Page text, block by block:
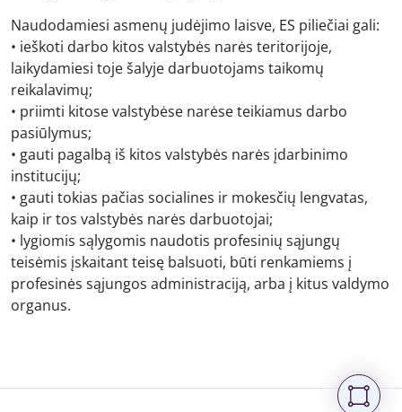
Naudodamiesi asmenų judėjimo laisve, ES piliečiai gali:
• ieškoti darbo kitos valstybės narės teritorijoje,
laikydamiesi toje šalyje darbuotojams taikomų
reikalavimų;
• priimti kitose valstybėse narėse teikiamus darbo
pasiūlymus;
• gauti pagalbą iš kitos valstybės narės įdarbinimo
institucijų;
• gauti tokias pačias socialines ir mokesčių lengvatas,
kaip ir tos valstybės narės darbuotojai;
• lygiomis sąlygomis naudotis profesinių sąjungų
teisėmis įskaitant teisę balsuoti, būti renkamiems į
profesinės sąjungos administraciją, arba į kitus valdymo
organus.